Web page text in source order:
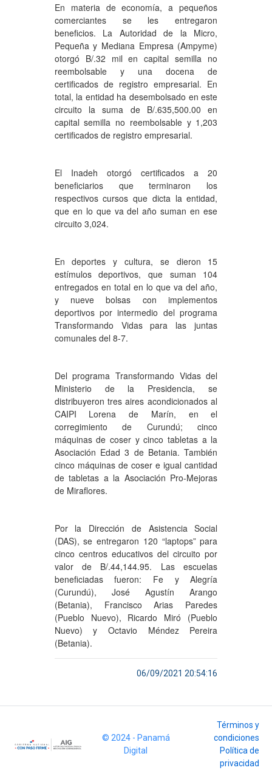
En materia de economía, a pequeños
comerciantes se les entregaron
beneficios. La Autoridad de la Micro,
Pequeña y Mediana Empresa (Ampyme)
otorgó B/.32 mil en capital semilla no
reembolsable y una docena de
certificados de registro empresarial. En
total, la entidad ha desembolsado en este
circuito la suma de B/.635,500.00 en
capital semilla no reembolsable y 1,203
certificados de registro empresarial.
El Inadeh otorgó certificados a 20
beneficiarios que terminaron los
respectivos cursos que dicta la entidad,
que en lo que va del año suman en ese
circuito 3,024.
En deportes y cultura, se dieron 15
estímulos deportivos, que suman 104
entregados en total en lo que va del año,
y nueve bolsas con implementos
deportivos por intermedio del programa
Transformando Vidas para las juntas
comunales del 8-7.
Del programa Transformando Vidas del
Ministerio de la Presidencia, se
distribuyeron tres aires acondicionados al
CAIPI Lorena de Marín, en el
corregimiento de Curundú; cinco
máquinas de coser y cinco tabletas a la
Asociación Edad 3 de Betania. También
cinco máquinas de coser e igual cantidad
de tabletas a la Asociación Pro-Mejoras
de Miraflores.
Por la Dirección de Asistencia Social
(DAS), se entregaron 120 “laptops” para
cinco centros educativos del circuito por
valor de B/.44,144.95. Las escuelas
beneficiadas fueron: Fe y Alegría
(Curundú), José Agustín Arango
(Betania), Francisco Arias Paredes
(Pueblo Nuevo), Ricardo Miró (Pueblo
Nuevo) y Octavio Méndez Pereira
(Betania).
06/09/2021 20:54:16
© 2024 - Panamá
Digital
Términos y
condiciones
Política de
privacidad